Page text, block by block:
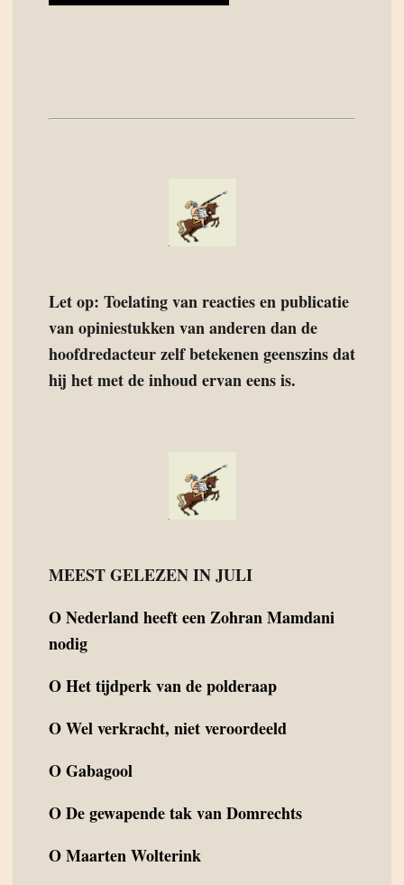
Let op: Toelating van reacties en publicatie
van opiniestukken van anderen dan de
hoofdredacteur zelf betekenen geenszins dat
hij het met de inhoud ervan eens is.
MEEST GELEZEN IN JULI
ONederland heeft een Zohran Mamdani
nodig
OHet tijdperk van de polderaap
OWel verkracht, niet veroordeeld
OGabagool
ODe gewapende tak van Domrechts
OMaarten Wolterink